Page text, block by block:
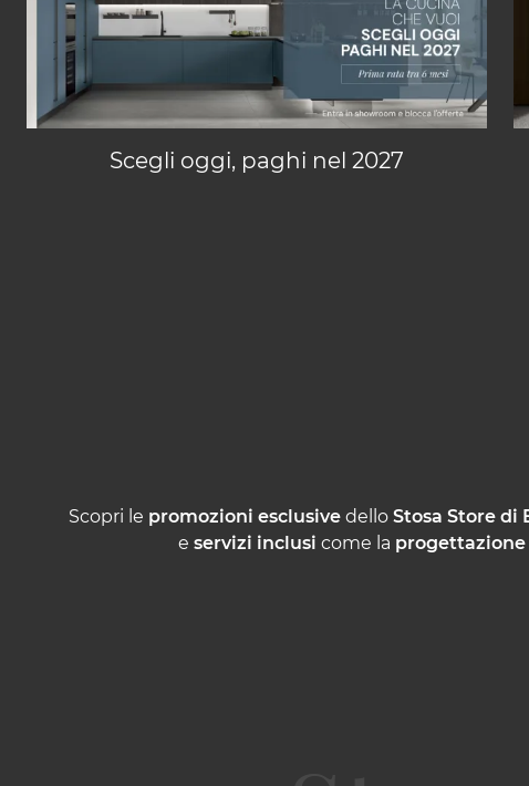
Scegli oggi, paghi nel 2027
Scopri le promozioni esclusive dello Stosa Store di
e servizi inclusi come la